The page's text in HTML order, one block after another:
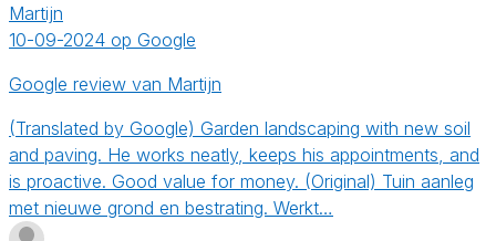
Martijn
10-09-2024 op Google
Google review van Martijn
(Translated by Google) Garden landscaping with new soil
and paving. He works neatly, keeps his appointments, and
is proactive. Good value for money. (Original) Tuin aanleg
met nieuwe grond en bestrating. Werkt…